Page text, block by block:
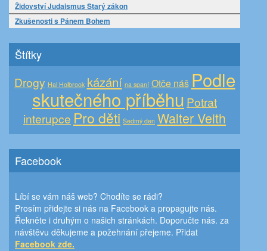
Židovství Judaismus Starý zákon
Zkušenosti s Pánem Bohem
Štítky
Drogy Hal Holbrook kázání na spaní Otče náš Podle
skutečného příběhu Potrat
interupce Pro děti Sedmý den Walter Veith
Facebook
Líbí se vám náš web? Chodíte se rádi?
Prosím přidejte si nás na Facebook a propagujte nás.
Řekněte i druhým o našich stránkách. Doporučte nás. za
návštěvu děkujeme a požehnání přejeme. Přidat
Facebook zde.